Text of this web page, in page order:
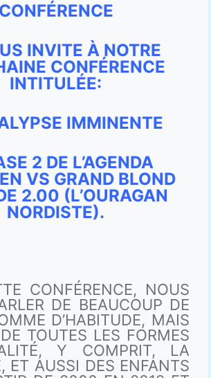
CONFÉRENCE
INVITE À NOTRE
CONFÉRENCE
INTITULÉE:
IMMINENTE
2 DE L’AGENDA
VS GRAND BLOND
2.00 (L’OURAGAN
NORDISTE).
CONFÉRENCE, NOUS
DE BEAUCOUP DE
D’HABITUDE, MAIS
TOUTES LES FORMES
Y COMPRIT, LA
ET AUSSI DES ENFANTS